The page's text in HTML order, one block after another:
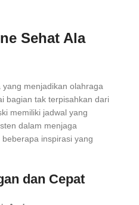
Sehat Ala
menjadikan olahraga
bagian tak terpisahkan dari
memiliki jadwal yang
dalam menjaga
inspirasi yang
dan Cepat